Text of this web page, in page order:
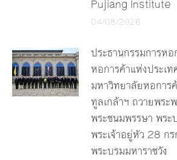
Pujiang Institute
04/08/2026
ประธานกรรมการห
หอการค้าแห่งประเ
มหาวิทยาลัยหอการ
ทูลเกล้าฯ ถวายพระ
พระชนมพรรษา พระ
พระเจ้าอยู่หัว 28
พระบรมมหาราชวัง